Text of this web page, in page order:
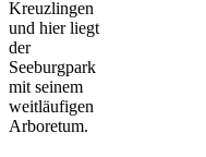
Kreuzlingen
und hier liegt
der
Seeburgpark
mit seinem
weitläufigen
Arboretum.